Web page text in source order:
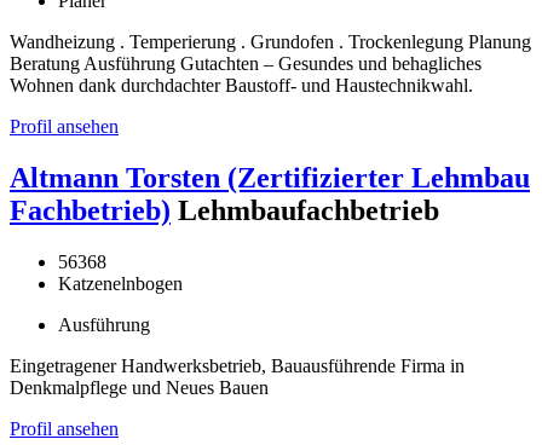
Wandheizung . Temperierung . Grundofen . Trockenlegung Planung
Beratung Ausführung Gutachten – Gesundes und behagliches
Wohnen dank durchdachter Baustoff- und Haustechnikwahl.
Profil ansehen
Altmann Torsten (Zertifizierter Lehmbau
Fachbetrieb) Lehmbaufachbetrieb
56368
Katzenelnbogen
Ausführung
Eingetragener Handwerksbetrieb, Bauausführende Firma in
Denkmalpflege und Neues Bauen
Profil ansehen